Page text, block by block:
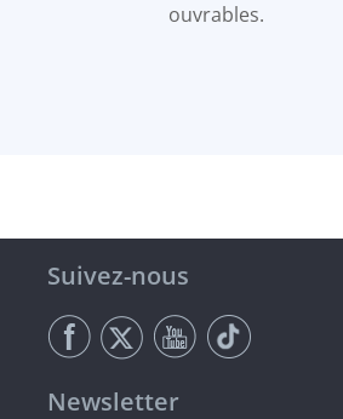
ouvrables.
Suivez-nous
Newsletter